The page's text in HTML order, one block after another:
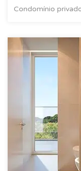
Condomínio